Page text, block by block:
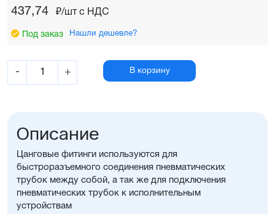
437,74 ₽/шт c НДС
Под заказ Нашли дешевле?
- + В корзину
Описание
Цанговые фитинги используются для
быстроразъемного соединения пневматических
трубок между собой, а так же для подключения
пневматических трубок к исполнительным
устройствам